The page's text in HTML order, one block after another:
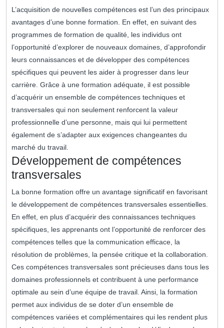
L’acquisition de nouvelles compétences est l’un des principaux
avantages d’une bonne formation. En effet, en suivant des
programmes de formation de qualité, les individus ont
l’opportunité d’explorer de nouveaux domaines, d’approfondir
leurs connaissances et de développer des compétences
spécifiques qui peuvent les aider à progresser dans leur
carrière. Grâce à une formation adéquate, il est possible
d’acquérir un ensemble de compétences techniques et
transversales qui non seulement renforcent la valeur
professionnelle d’une personne, mais qui lui permettent
également de s’adapter aux exigences changeantes du
marché du travail.
Développement de compétences
transversales
La bonne formation offre un avantage significatif en favorisant
le développement de compétences transversales essentielles.
En effet, en plus d’acquérir des connaissances techniques
spécifiques, les apprenants ont l’opportunité de renforcer des
compétences telles que la communication efficace, la
résolution de problèmes, la pensée critique et la collaboration.
Ces compétences transversales sont précieuses dans tous les
domaines professionnels et contribuent à une performance
optimale au sein d’une équipe de travail. Ainsi, la formation
permet aux individus de se doter d’un ensemble de
compétences variées et complémentaires qui les rendent plus